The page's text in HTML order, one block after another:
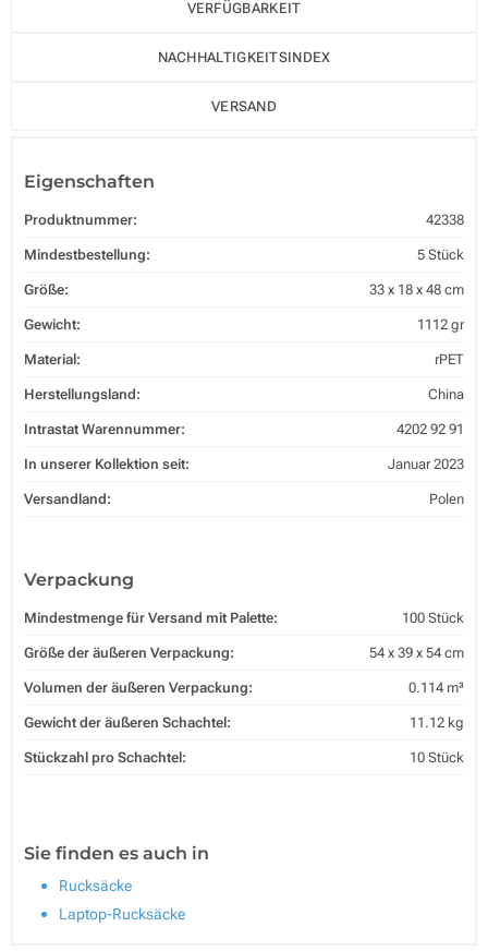
VERFÜGBARKEIT
NACHHALTIGKEITSINDEX
VERSAND
Eigenschaften
Produktnummer: 42338
Mindestbestellung: 5 Stück
Größe: 33 x 18 x 48 cm
Gewicht: 1112 gr
Material: rPET
Herstellungsland: China
Intrastat Warennummer: 4202 92 91
In unserer Kollektion seit: Januar 2023
Versandland: Polen
Verpackung
Mindestmenge für Versand mit Palette: 100 Stück
Größe der äußeren Verpackung: 54 x 39 x 54 cm
Volumen der äußeren Verpackung: 0.114 m³
Gewicht der äußeren Schachtel: 11.12 kg
Stückzahl pro Schachtel: 10 Stück
Sie finden es auch in
Rucksäcke
Laptop-Rucksäcke